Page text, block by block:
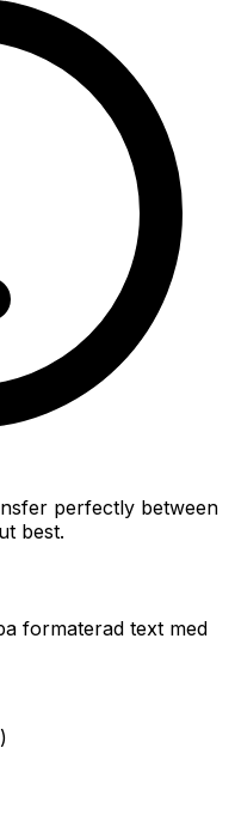
perfectly between
best.
formaterad text med